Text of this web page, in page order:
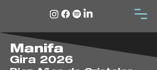
Manifa
Gira 2026